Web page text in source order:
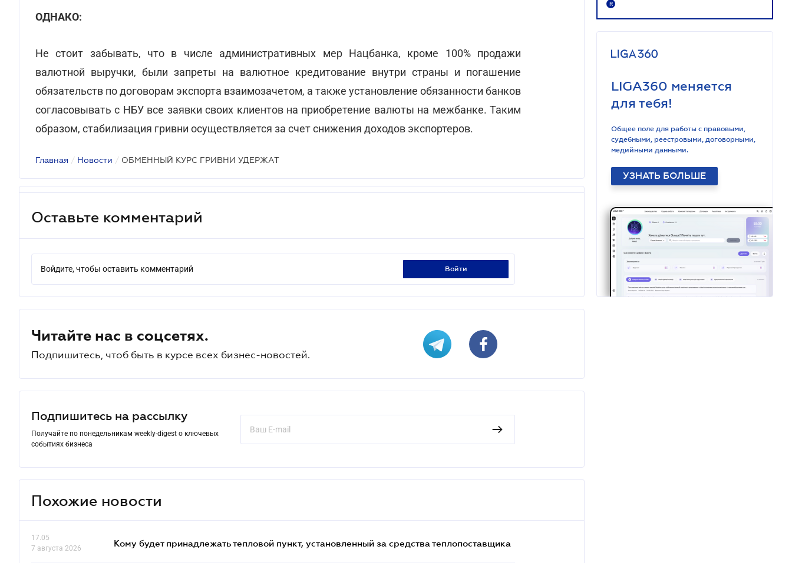
ОДНАКО:
Не стоит забывать, что в числе административных мер Нацбанка, кроме 100% продажи
валютной выручки, были запреты на валютное кредитование внутри страны и погашение
обязательств по договорам экспорта взаимозачетом, а также установление обязанности банков
согласовывать с НБУ все заявки своих клиентов на приобретение валюты на межбанке. Таким
образом, стабилизация гривни осуществляется за счет снижения доходов экспортеров.
Главная / Новости / ОБМЕННЫЙ КУРС ГРИВНИ УДЕРЖАТ
Оставьте комментарий
Войдите, чтобы оставить комментарий войти
Читайте нас в соцсетях.
Подпишитесь, чтоб быть в курсе всех бизнес-новостей.
Подпишитесь на рассылку
Получайте по понедельникам weekly-digest о ключевых
событиях бизнеса
Похожие новости
17.05
7 августа 2026
Кому будет принадлежать тепловой пункт, установленный за средства теплопоставщика
R
LIGA360 меняется
для тебя!
Общее поле для работы с правовыми,
судебными, реестровыми, договорными,
медийными данными.
УЗНАТЬ БОЛЬШЕ